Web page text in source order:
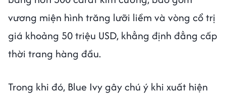
vương miện hình trăng lưỡi liềm và vòng cổ trị
giá khoảng 50 triệu USD, khẳng định đẳng cấp
thời trang hàng đầu.
Trong khi đó, Blue Ivy gây chú ý khi xuất hiện